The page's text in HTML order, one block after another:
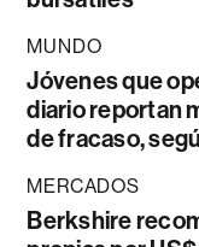
MUNDO
Jóvenes que
diario reportan
de fracaso,
MERCADOS
Berkshire